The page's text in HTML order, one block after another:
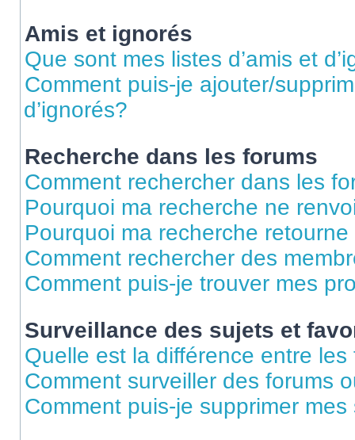
Amis et ignorés
Que sont mes listes d’amis et
Comment puis-je ajouter/
d’ignorés?
Recherche dans les forums
Comment rechercher dans les
Pourquoi ma recherche ne
Pourquoi ma recherche
Comment rechercher des
Comment puis-je trouver mes
Surveillance des sujets et
Quelle est la différence entre
Comment surveiller des forums
Comment puis-je supprimer